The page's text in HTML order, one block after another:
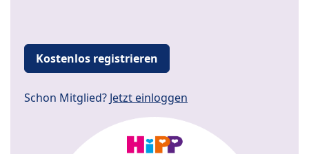
Kostenlos registrieren
Schon Mitglied? Jetzt einloggen